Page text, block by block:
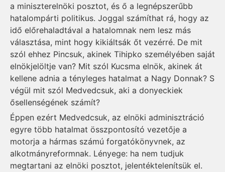
a miniszterelnöki posztot, és ő a legnépszerűbb
hatalompárti politikus. Joggal számíthat rá, hogy az
idő előrehaladtával a hatalomnak nem lesz más
választása, mint hogy kikiáltsák őt vezérré. De mit
szól ehhez Pincsuk, akinek Tihipko személyében saját
elnökjelöltje van? Mit szól Kucsma elnök, akinek át
kellene adnia a tényleges hatalmat a Nagy Don­nak? S
végül mit szól Med­ved­csuk, aki a do­nyec­kiek
ősellenségének számít?
Éppen ezért Medvedcsuk, az elnöki adminisztráció
egyre több hatalmat összpontosító vezetője a
motorja a hármas számú forgatókönyvnek, az
alkotmányreformnak. Lényege: ha nem tudjuk
megtartani az elnöki posztot, jelentéktelenítsük el.